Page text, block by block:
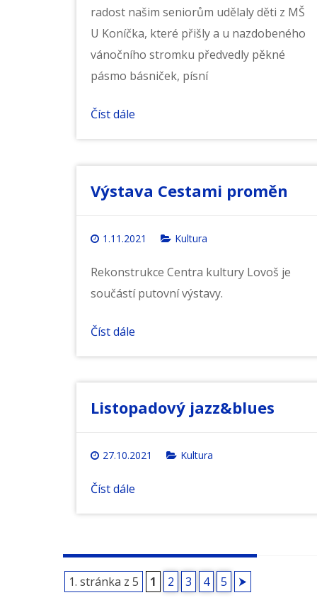
radost našim seniorům udělaly děti z MŠ
U Koníčka, které přišly a u nazdobeného
vánočního stromku předvedly pěkné
pásmo básniček, písní
Číst dále
Výstava Cestami proměn
1.11.2021 Kultura
Rekonstrukce Centra kultury Lovoš je
součástí putovní výstavy.
Číst dále
Listopadový jazz&blues
27.10.2021 Kultura
Číst dále
Procházení
1. stránka z 5 1 2 3 4 5 ⮞